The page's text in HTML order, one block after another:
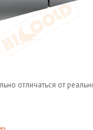
отличаться от